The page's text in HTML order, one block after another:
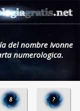
del nombre Ivonne
numerologica.
8 ?